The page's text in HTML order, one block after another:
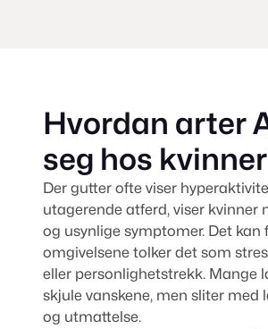
Hvordan arter
seg hos
Der gutter ofte viser
utagerende atferd, viser kvinner
og usynlige symptomer. Det kan
omgivelsene tolker det som
eller personlighetstrekk. Mange
skjule vanskene, men sliter med
og utmattelse.